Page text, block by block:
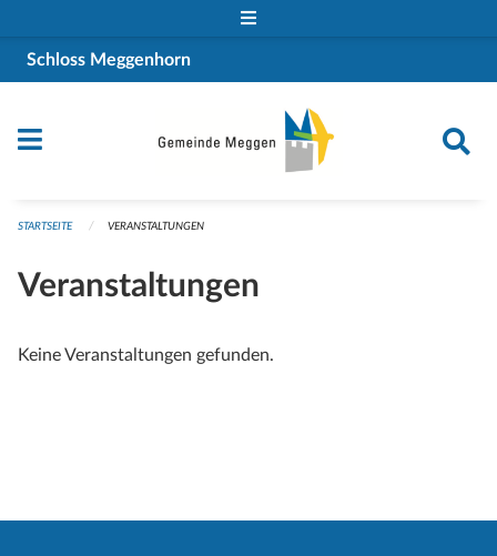
Schloss Meggenhorn
STARTSEITE VERANSTALTUNGEN
Veranstaltungen
Keine Veranstaltungen gefunden.